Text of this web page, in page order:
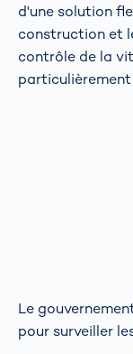
d'une solution
construction et
contrôle de la
Le
pour surveiller